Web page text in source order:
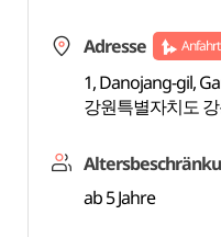
Adresse Anfahrt
1, Danojang-gil,
강원특별자치도
ab 5 Jahre